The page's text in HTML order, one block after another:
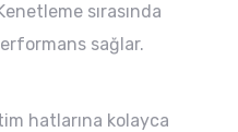
sırasında
sağlar.
hatlarına kolayca